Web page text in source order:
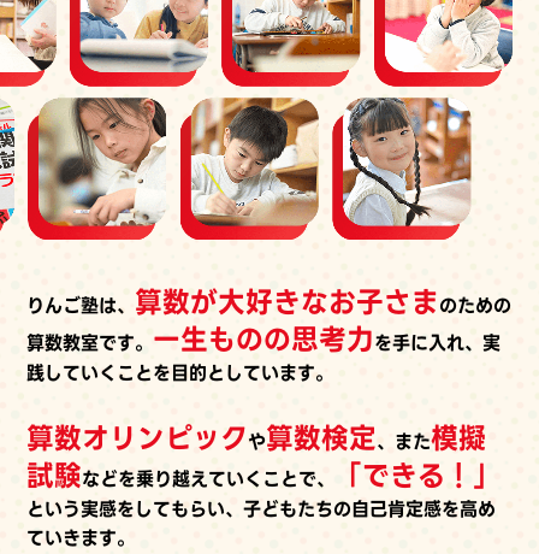
りんご塾は、 算数が大好きなお子さまのための
算数教室です。 一生ものの思考力を手に入れ、実
践していくことを目的としています。
算数オリンピックや算数検定、また模擬
試験などを乗り越えていくことで、 「できる！」
という実感をしてもらい、子どもたちの自己肯定感を高め
ていきます。